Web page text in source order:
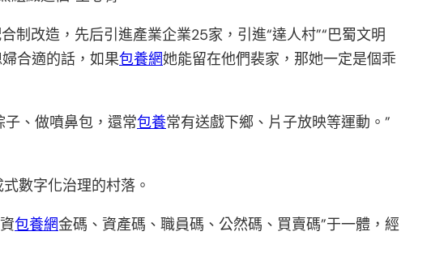
改造，先后引進產業企業25家，引進“達人村”“巴蜀文明
合適的話，如果包養網她能留在他們裴家，那她一定是個乖
、做噴鼻包，還常包養常有送戲下鄉、片子放映等運動。”
數字化治理的村落。
包養網金碼、資產碼、職員碼、公然碼、買賣碼”于一體，經